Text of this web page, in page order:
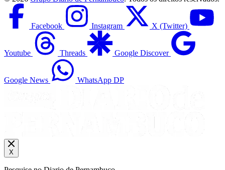
Facebook Instagram X (Twitter)
Youtube Threads Google Discover
Google News WhatsApp DP
X